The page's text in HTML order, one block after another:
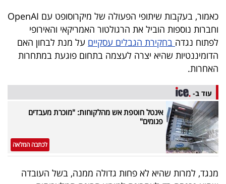
מייל
אדום
פרסמו
עקבו
אחרינו:
כאמור, בעקבות שיתופי הפעולה של מיקרוסופט עם OpenAI
וחברות נוספות הוביל את הרגולטור האמריקאי והאירופי
לפתוח נגדה בחקירת הגבלים עסקיים על מנת לבחון האם
הדומיננטיות שהיא יצרה לעצמה בתחום פוגעת במתחרות
האחרות.
עוד ב-
אינטל חוטפת אש מהלקוחות: "מוכרת מעבדים
פגומים"
לכתבה המלאה
מנגד, למרות שהיא לא פחות גדולה ממנה, בשל העובדה